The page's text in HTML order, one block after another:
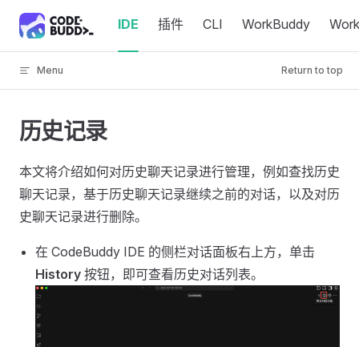
Skip to content IDE 插件 CLI WorkBuddy
Menu Return to top
历史记录
本文将介绍如何对历史聊天记录进行管理，例如查找历史
聊天记录，基于历史聊天记录继续之前的对话，以及对历
史聊天记录进行删除。
在 CodeBuddy IDE 的侧栏对话面板右上方，单击
History 按钮，即可查看历史对话列表。